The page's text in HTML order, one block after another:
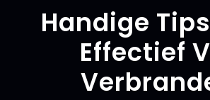
Handige
Effectief